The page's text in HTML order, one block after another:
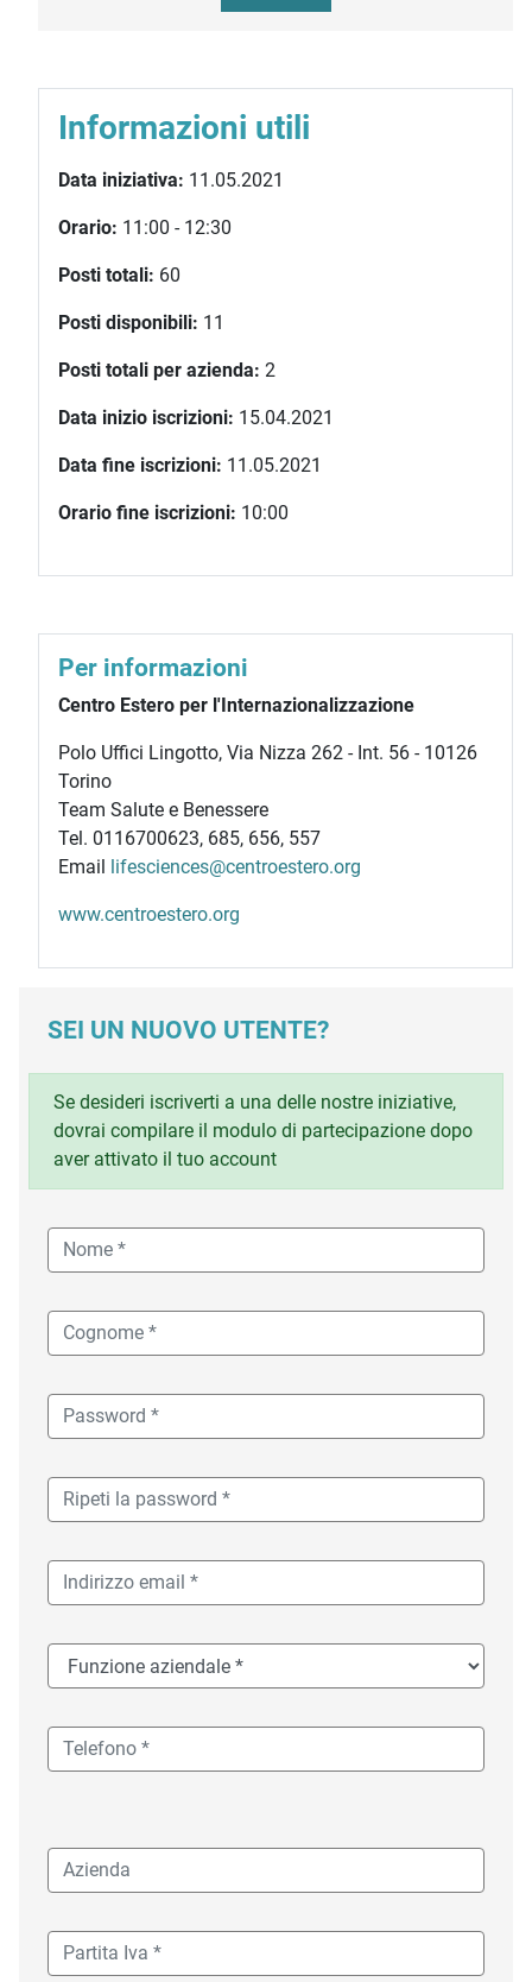
Informazioni utili
Data iniziativa: 11.05.2021
Orario: 11:00 - 12:30
Posti totali: 60
Posti disponibili: 11
Posti totali per azienda: 2
Data inizio iscrizioni: 15.04.2021
Data fine iscrizioni: 11.05.2021
Orario fine iscrizioni: 10:00
Per informazioni
Centro Estero per l'Internazionalizzazione
Polo Uffici Lingotto, Via Nizza 262 - Int. 56 - 10126
Torino
Team Salute e Benessere
Tel. 0116700623, 685, 656, 557
Email
lifesciences@centroestero.org
www.centroestero.org
SEI UN NUOVO UTENTE?
Se desideri iscriverti a una delle nostre iniziative,
dovrai compilare il modulo di partecipazione dopo
aver attivato il tuo account